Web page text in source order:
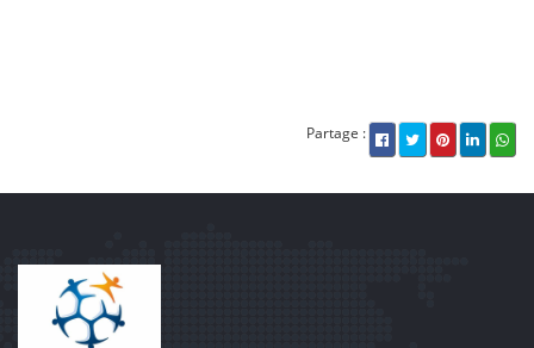
Partage :